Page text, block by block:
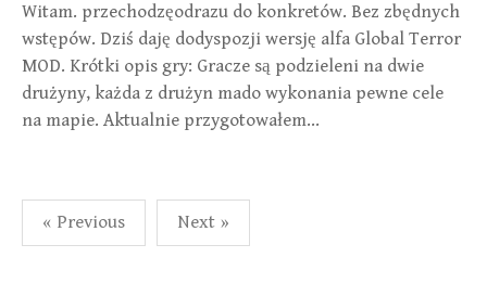
Witam. przechodzęodrazu do konkretów. Bez zbędnych
wstępów. Dziś daję dodyspozji wersję alfa Global Terror
MOD. Krótki opis gry: Gracze są podzieleni na dwie
drużyny, każda z drużyn mado wykonania pewne cele
na mapie. Aktualnie przygotowałem…
Stronicowanie
wpisów
« Previous Next »